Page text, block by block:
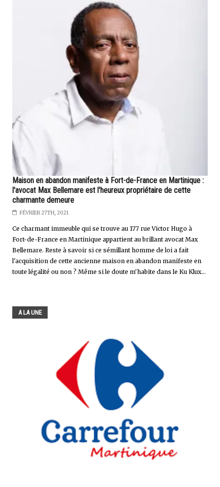
Maison en abandon manifeste à Fort-de-France en Martinique :
l'avocat Max Bellemare est l'heureux propriétaire de cette
charmante demeure
FÉVRIER 27TH, 2021
Ce charmant immeuble qui se trouve au 177 rue Victor Hugo à
Fort-de-France en Martinique appartient au brillant avocat Max
Bellemare. Reste à savoir si ce sémillant homme de loi a fait
l'acquisition de cette ancienne maison en abandon manifeste en
toute légalité ou non ? Même si le doute m'habite dans le Ku Klux...
A LA UNE